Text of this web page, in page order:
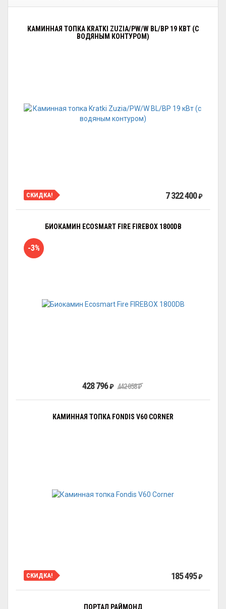
КАМИННАЯ ТОПКА KRATKI ZUZIA/PW/W BL/BP 19 КВТ (С
ВОДЯНЫМ КОНТУРОМ)
СКИДКА! 7 322 400₽
БИОКАМИН ECOSMART FIRE FIREBOX 1800DB
-3%
428 796₽ 442 058₽
КАМИННАЯ ТОПКА FONDIS V60 CORNER
СКИДКА! 185 495₽
ПОРТАЛ РАЙМОНД